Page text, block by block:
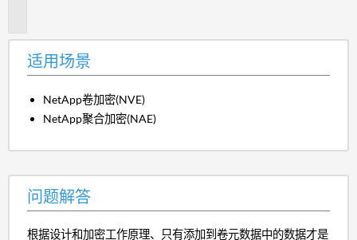
适用场景
NetApp卷加密(NVE)
NetApp聚合加密(NAE)
问题解答
根据设计和加密工作原理、只有添加到卷元数据中的数据才是